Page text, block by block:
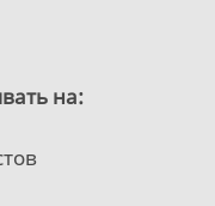
на: